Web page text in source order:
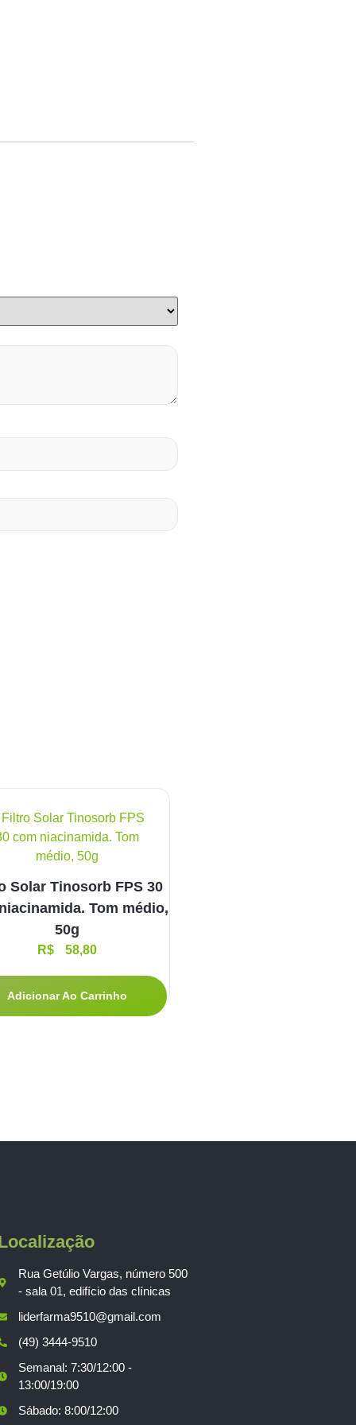
Solar Tinosorb FPS 30
Tom médio,
50g
R$58,80
Adicionar Ao Carrinho
Rua Getúlio Vargas, número 500
- sala 01, edifício das clínicas
liderfarma9510@gmail.com
(49) 3444-9510
Semanal: 7:30/12:00 -
13:00/19:00
Sábado: 8:00/12:00